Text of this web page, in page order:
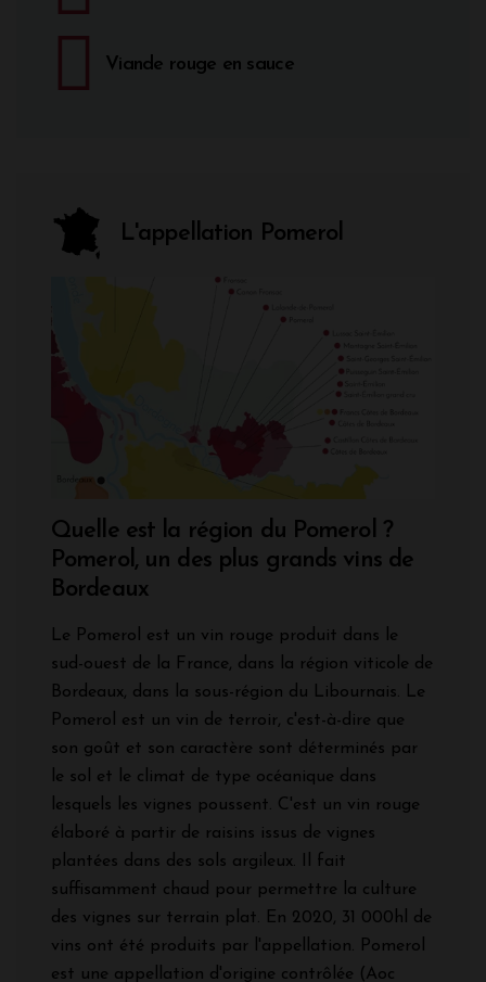
Viande rouge en sauce
L'appellation Pomerol
Quelle est la région du Pomerol ?
Pomerol, un des plus grands vins de
Bordeaux
Le Pomerol est un vin rouge produit dans le
sud-ouest de la France, dans la région viticole de
Bordeaux, dans la sous-région du Libournais. Le
Pomerol est un vin de terroir, c'est-à-dire que
son goût et son caractère sont déterminés par
le sol et le climat de type océanique dans
lesquels les vignes poussent. C'est un vin rouge
élaboré à partir de raisins issus de vignes
plantées dans des sols argileux. Il fait
suffisamment chaud pour permettre la culture
des vignes sur terrain plat. En 2020, 31 000hl de
vins ont été produits par l'appellation. Pomerol
est une appellation d'origine contrôlée (Aoc